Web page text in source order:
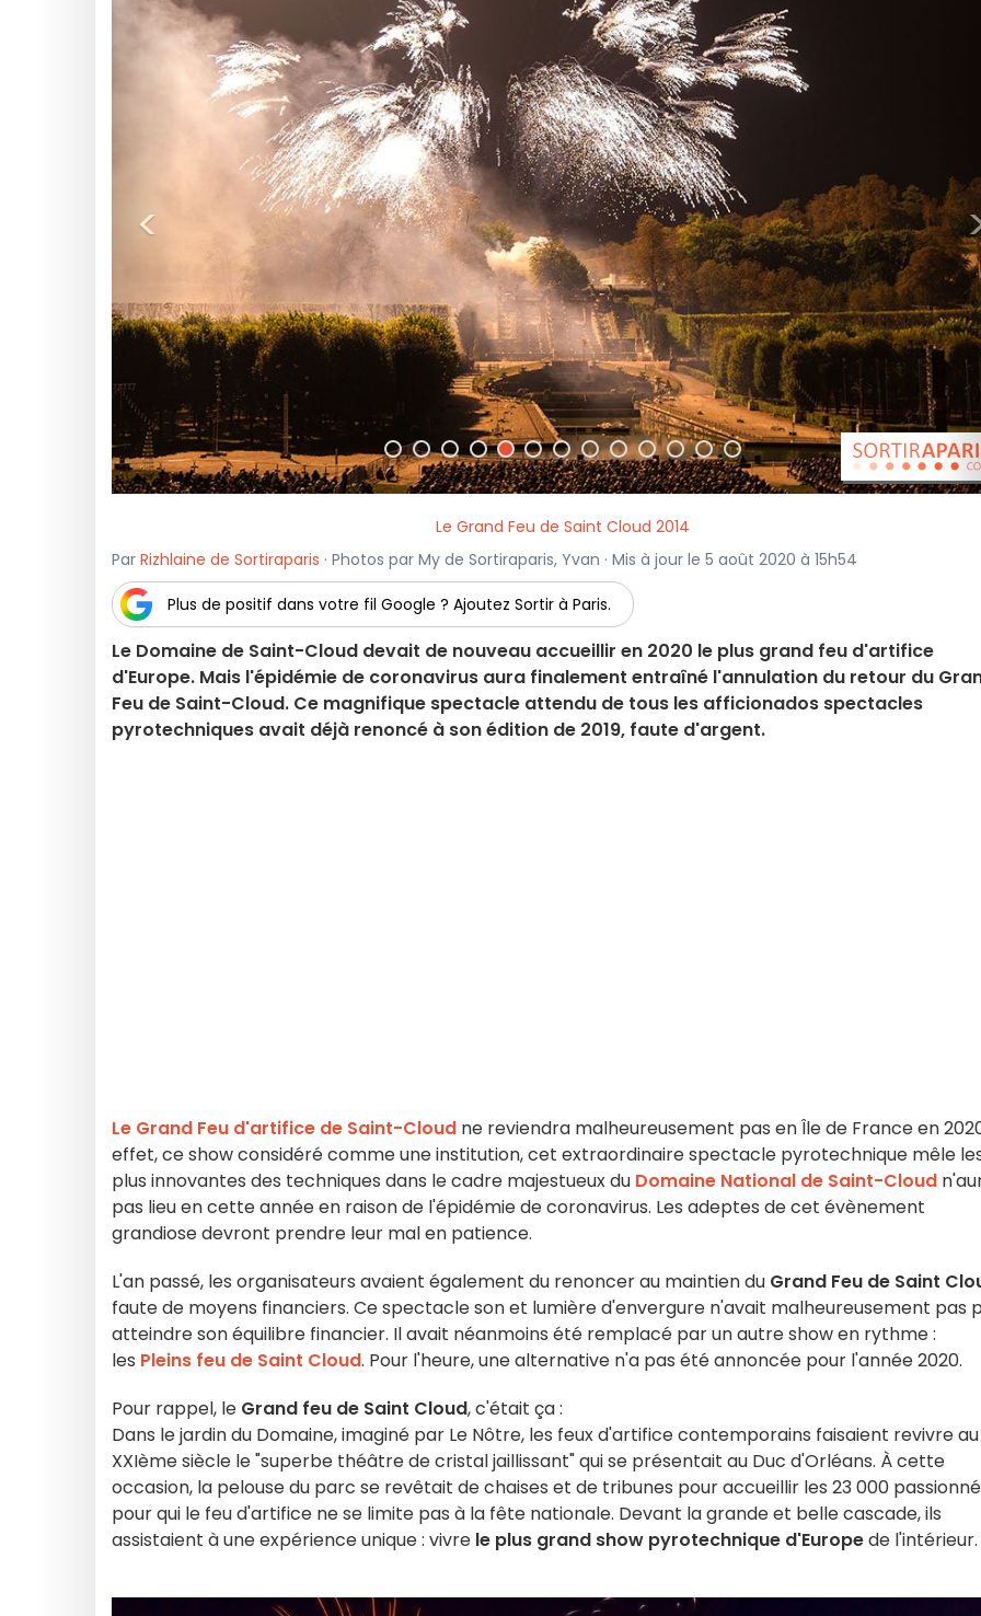
<
Le Grand Feu de Saint Cloud 2014
Par Rizhlaine de Sortiraparis · Photos par My de Sortiraparis, Yvan · Mis à jour le 5 août 2020 à 15h54
Plus de positif dans votre fil Google ? Ajoutez Sortir à Paris.
Le Domaine de Saint-Cloud devait de nouveau accueillir en 2020 le plus grand feu d'artifice
d'Europe. Mais l'épidémie de coronavirus aura finalement entraîné l'annulation du retour du
Feu de Saint-Cloud. Ce magnifique spectacle attendu de tous les afficionados spectacles
pyrotechniques avait déjà renoncé à son édition de 2019, faute d'argent.
Le Grand Feu d'artifice de Saint-Cloud ne reviendra malheureusement pas en Île de France en
effet, ce show considéré comme une institution, cet extraordinaire spectacle pyrotechnique mêle
plus innovantes des techniques dans le cadre majestueux du Domaine National de Saint-Cloud
pas lieu en cette année en raison de l'épidémie de coronavirus. Les adeptes de cet évènement
grandiose devront prendre leur mal en patience.
L'an passé, les organisateurs avaient également du renoncer au maintien du Grand Feu de Saint
faute de moyens financiers. Ce spectacle son et lumière d'envergure n'avait malheureusement pas
atteindre son équilibre financier. Il avait néanmoins été remplacé par un autre show en rythme :
les Pleins feu de Saint Cloud. Pour l'heure, une alternative n'a pas été annoncée pour l'année 2020.
Pour rappel, le Grand feu de Saint Cloud, c'était ça :
Dans le jardin du Domaine, imaginé par Le Nôtre, les feux d'artifice contemporains faisaient revivre au
XXIème siècle le "superbe théâtre de cristal jaillissant" qui se présentait au Duc d'Orléans. À cette
occasion, la pelouse du parc se revêtait de chaises et de tribunes pour accueillir les 23 000
pour qui le feu d'artifice ne se limite pas à la fête nationale. Devant la grande et belle cascade, ils
assistaient à une expérience unique : vivre le plus grand show pyrotechnique d'Europede l'intérieur.